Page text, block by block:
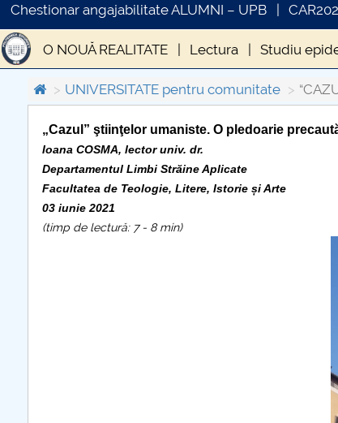
Chestionar angajabilitate ALUMNI – UPB
O NOUĂ REALITATE Lectura Studiu
Criza economică Derogarea României de la
Ciuma lui Justinian Epidemia de la Atena
Admitere UPIT 2020 online Metode
ŞI ACUM ÎNCOTRO?
ANIVERSAREA A 162 DE ANI DE LA UNIREA
UNIVERSITATE pentru comunitate
„Cazul” ştiinţelor umaniste. O pledoarie
Ioana COSMA, lector univ. dr.
Departamentul Limbi Străine Aplicate
Facultatea de Teologie, Litere, Istorie și Arte
03 iunie 2021
(timp de lectură: 7 - 8 min)
COMUNICAT DE PRESA
PRIMSTUD 26.03.2026